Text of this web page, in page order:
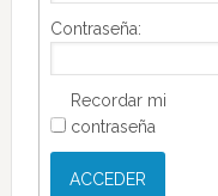
Contraseña:
Recordar mi
contraseña
ACCEDER